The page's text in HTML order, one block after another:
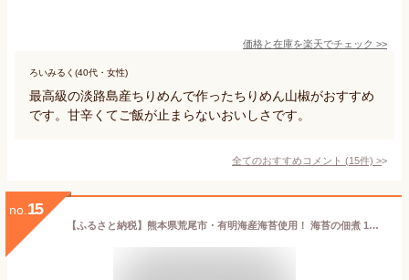
価格と在庫を楽天でチェック >>
ろいみるく(40代・女性)
最高級の淡路島産ちりめんで作ったちりめん山椒がおすすめ
です。甘辛くてご飯が止まらないおいしさです。
全てのおすすめコメント (15件) >
no. 15
【ふるさと納税】熊本県荒尾市・有明海産海苔使用！ 海苔の佃煮 1個130g×5個 《30日以内に順次出荷（土日祝除く）》